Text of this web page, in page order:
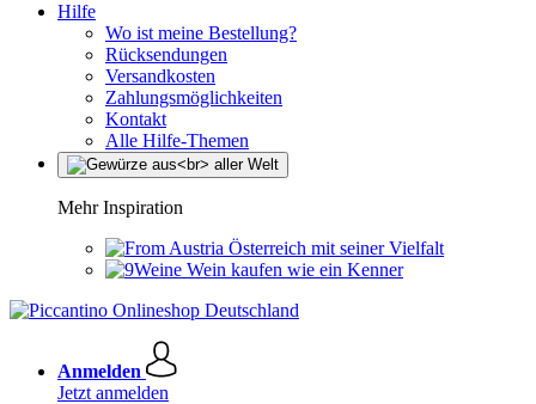
Hilfe
Wo ist meine Bestellung?
Rücksendungen
Versandkosten
Zahlungsmöglichkeiten
Kontakt
Alle Hilfe-Themen
Mehr Inspiration
Österreich mit seiner Vielfalt
Wein kaufen wie ein Kenner
Anmelden
Jetzt anmelden